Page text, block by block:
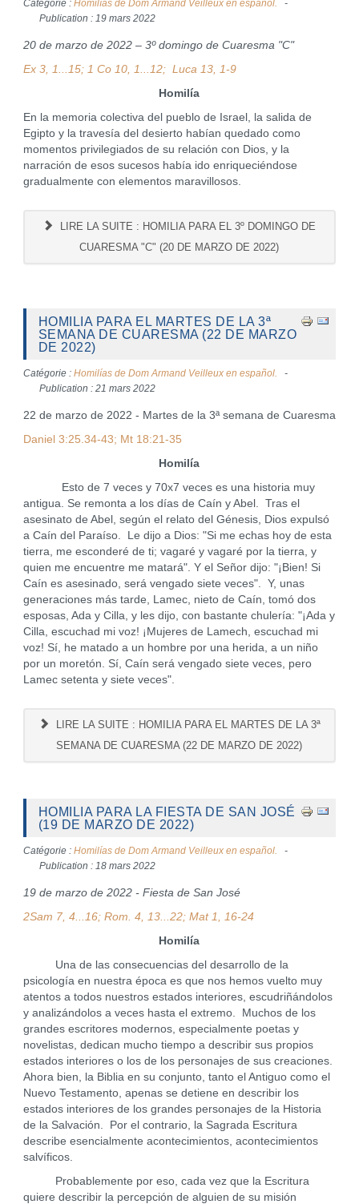
Catégorie : Homilías de Dom Armand Veilleux en español.
Publication : 19 mars 2022
20 de marzo de 2022 – 3º domingo de Cuaresma "C"
Ex 3, 1...15; 1 Co 10, 1...12; Luca 13, 1-9
Homilía
En la memoria colectiva del pueblo de Israel, la salida de
Egipto y la travesía del desierto habían quedado como
momentos privilegiados de su relación con Dios, y la
narración de esos sucesos había ido enriqueciéndose
gradualmente con elementos maravillosos.
LIRE LA SUITE : HOMILIA PARA EL 3º DOMINGO DE
CUARESMA "C" (20 DE MARZO DE 2022)
HOMILIA PARA EL MARTES DE LA 3ª
SEMANA DE CUARESMA (22 DE MARZO
DE 2022)
Catégorie : Homilías de Dom Armand Veilleux en español.
Publication : 21 mars 2022
22 de marzo de 2022 - Martes de la 3ª semana de Cuaresma
Daniel 3:25.34-43; Mt 18:21-35
Homilía
Esto de 7 veces y 70x7 veces es una historia muy
antigua. Se remonta a los días de Caín y Abel. Tras el
asesinato de Abel, según el relato del Génesis, Dios expulsó
a Caín del Paraíso. Le dijo a Dios: "Si me echas hoy de esta
tierra, me esconderé de ti; vagaré y vagaré por la tierra, y
quien me encuentre me matará". Y el Señor dijo: "¡Bien! Si
Caín es asesinado, será vengado siete veces". Y, unas
generaciones más tarde, Lamec, nieto de Caín, tomó dos
esposas, Ada y Cilla, y les dijo, con bastante chulería: "¡Ada y
Cilla, escuchad mi voz! ¡Mujeres de Lamech, escuchad mi
voz! Sí, he matado a un hombre por una herida, a un niño
por un moretón. Sí, Caín será vengado siete veces, pero
Lamec setenta y siete veces".
LIRE LA SUITE : HOMILIA PARA EL MARTES DE LA 3ª
SEMANA DE CUARESMA (22 DE MARZO DE 2022)
HOMILIA PARA LA FIESTA DE SAN JOSÉ
(19 DE MARZO DE 2022)
Catégorie : Homilías de Dom Armand Veilleux en español.
Publication : 18 mars 2022
19 de marzo de 2022 - Fiesta de San José
2Sam 7, 4...16; Rom. 4, 13...22; Mat 1, 16-24
Homilía
Una de las consecuencias del desarrollo de la
psicología en nuestra época es que nos hemos vuelto muy
atentos a todos nuestros estados interiores, escudriñándolos
y analizándolos a veces hasta el extremo. Muchos de los
grandes escritores modernos, especialmente poetas y
novelistas, dedican mucho tiempo a describir sus propios
estados interiores o los de los personajes de sus creaciones.
Ahora bien, la Biblia en su conjunto, tanto el Antiguo como el
Nuevo Testamento, apenas se detiene en describir los
estados interiores de los grandes personajes de la Historia
de la Salvación. Por el contrario, la Sagrada Escritura
describe esencialmente acontecimientos, acontecimientos
salvíficos.
Probablemente por eso, cada vez que la Escritura
quiere describir la percepción de alguien de su misión